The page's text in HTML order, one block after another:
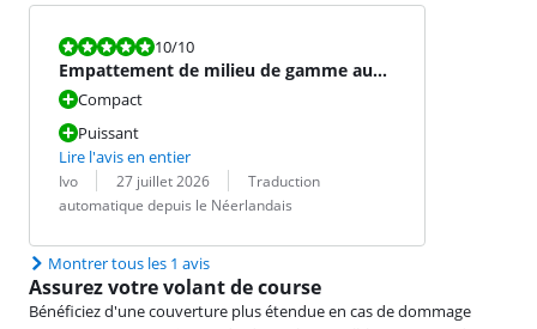
La note est 10 sur 10.
10/10
Empattement de milieu de gamme au
top !Compact
Puissant
Lire l'avis en entier
Évaluation par :
Ivo
Date : 27 juillet 2026
Traduction :
Traduction
automatique depuis le Néerlandais
Montrer tous les 1 avis
Assurez votre volant de course
Bénéficiez d'une couverture plus étendue en cas de dommage